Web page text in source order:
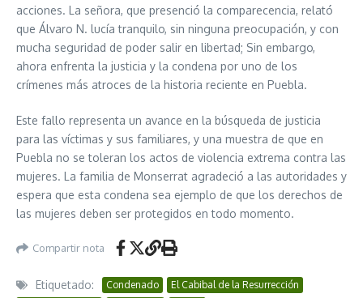
acciones. La señora, que presenció la comparecencia, relató
que Álvaro N. lucía tranquilo, sin ninguna preocupación, y con
mucha seguridad de poder salir en libertad; Sin embargo,
ahora enfrenta la justicia y la condena por uno de los
crímenes más atroces de la historia reciente en Puebla.
Este fallo representa un avance en la búsqueda de justicia
para las víctimas y sus familiares, y una muestra de que en
Puebla no se toleran los actos de violencia extrema contra las
mujeres. La familia de Monserrat agradeció a las autoridades y
espera que esta condena sea ejemplo de que los derechos de
las mujeres deben ser protegidos en todo momento.
Compartir nota
Etiquetado: Condenado
El Cabibal de la Resurrección